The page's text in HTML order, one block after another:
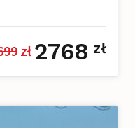
zł 2768 zł